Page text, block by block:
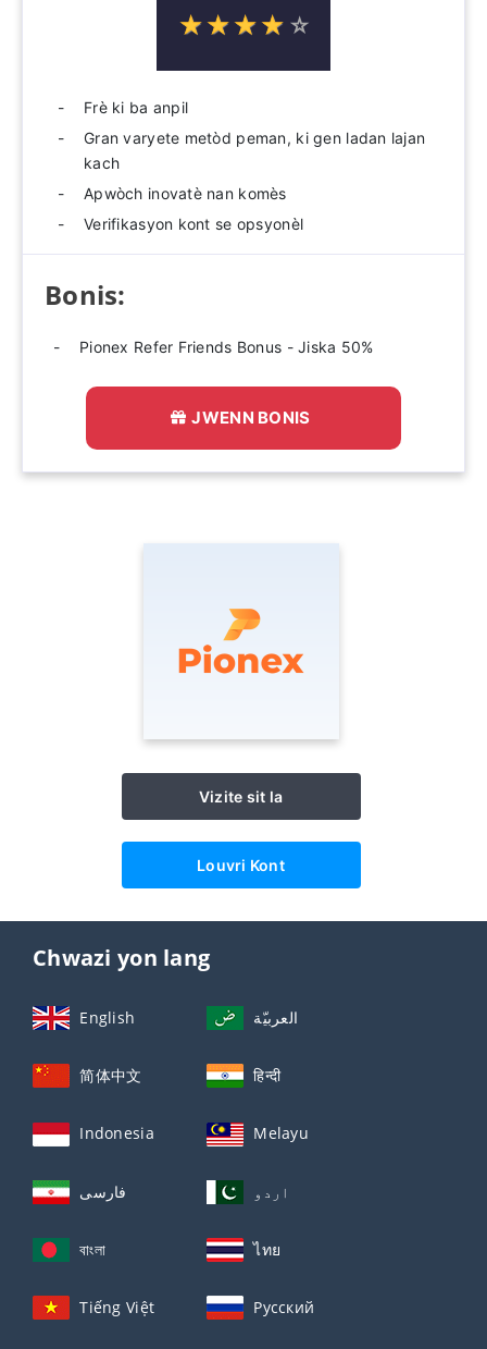
☆☆☆☆ ☆
★★★★ ★
Frè ki ba anpil
Gran varyete metòd peman, ki gen ladan lajan
kach
Apwòch inovatè nan komès
Verifikasyon kont se opsyonèl
Bonis:
Pionex Refer Friends Bonus - Jiska 50%
JWENN BONIS
Vizite sit la
Louvri Kont
Chwazi yon lang
English العربيّة
简体中文 हिन्दी
Indonesia Melayu
فارسی اردو
বাংলা ไทย
Tiếng Việt Русский